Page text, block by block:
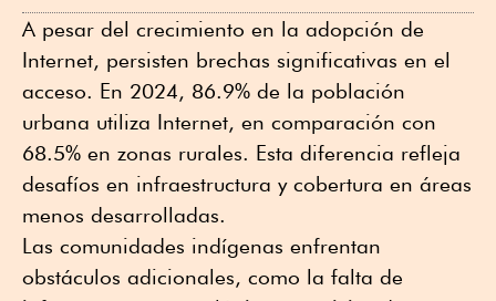
A pesar del crecimiento en la adopción de
Internet, persisten brechas significativas en el
acceso. En 2024, 86.9% de la población
urbana utiliza Internet, en comparación con
68.5% en zonas rurales. Esta diferencia refleja
desafíos en infraestructura y cobertura en áreas
menos desarrolladas.
Las comunidades indígenas enfrentan
obstáculos adicionales, como la falta de